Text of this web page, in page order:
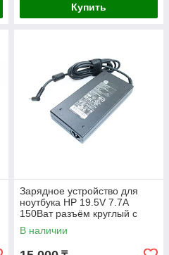
Купить
Зарядное устройство для
ноутбука HP 19.5V 7.7A
150Ват разъём круглый с
иглой 4.5x 3.0мм ORIGINAL
Slim
В наличии